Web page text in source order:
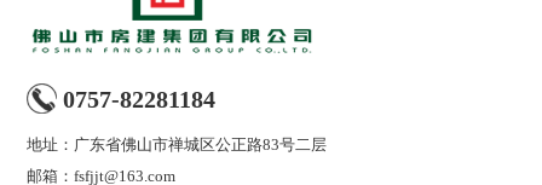
0757-82281184
地址：广东省佛山市禅城区公正路83号二层
邮箱：fsfjjt@163.com